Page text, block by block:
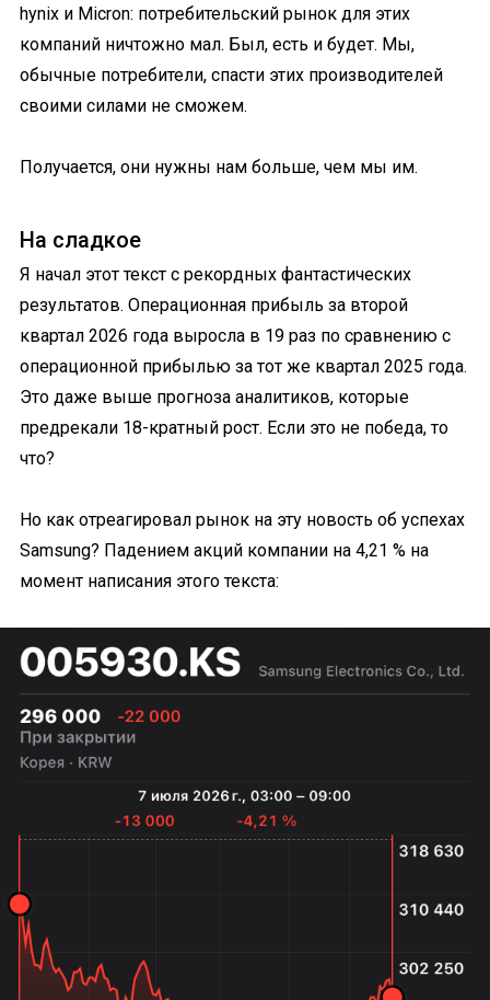
hynix и Micron: потребительский рынок для этих
компаний ничтожно мал. Был, есть и будет. Мы,
обычные потребители, спасти этих производителей
своими силами не сможем.
Получается, они нужны нам больше, чем мы им.
На сладкое
Я начал этот текст с рекордных фантастических
результатов. Операционная прибыль за второй
квартал 2026 года выросла в 19 раз по сравнению с
операционной прибылью за тот же квартал 2025 года.
Это даже выше прогноза аналитиков, которые
предрекали 18-кратный рост. Если это не победа, то
что?
Но как отреагировал рынок на эту новость об успехах
Samsung? Падением акций компании на 4,21 % на
момент написания этого текста: